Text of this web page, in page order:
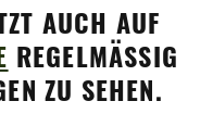
AUCH AUF
REGELMÄSSIG M
ZU SEHEN.